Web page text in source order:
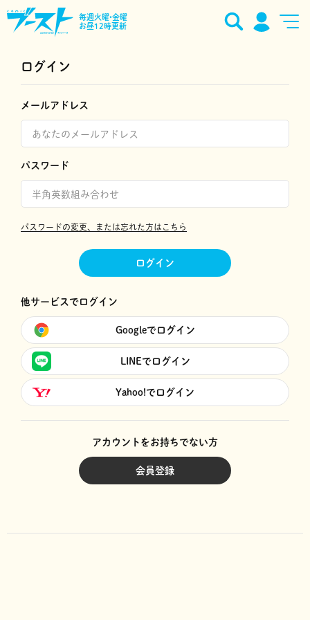
毎週火曜•金曜
お昼12時更新
ログイン
メールアドレス
パスワード
パスワードの変更、または忘れた方はこちら
ログイン
他サービスでログイン
Googleでログイン
LINEでログイン
Yahoo!でログイン
アカウントをお持ちでない方
会員登録